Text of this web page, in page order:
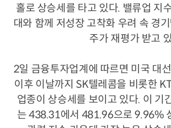
홀로 상승세를 타고 있다. 밸류업 지
대와 함께 저성장 고착화 우려 속 경
주가 재평가 받고
2일 금융투자업계에 따르면 미국 대
이후 이날까지 SK텔레콤을 비롯한
업종이 상승세를 보이고 있다. 이 기
는 438.31에서 481.96으로 9.96%